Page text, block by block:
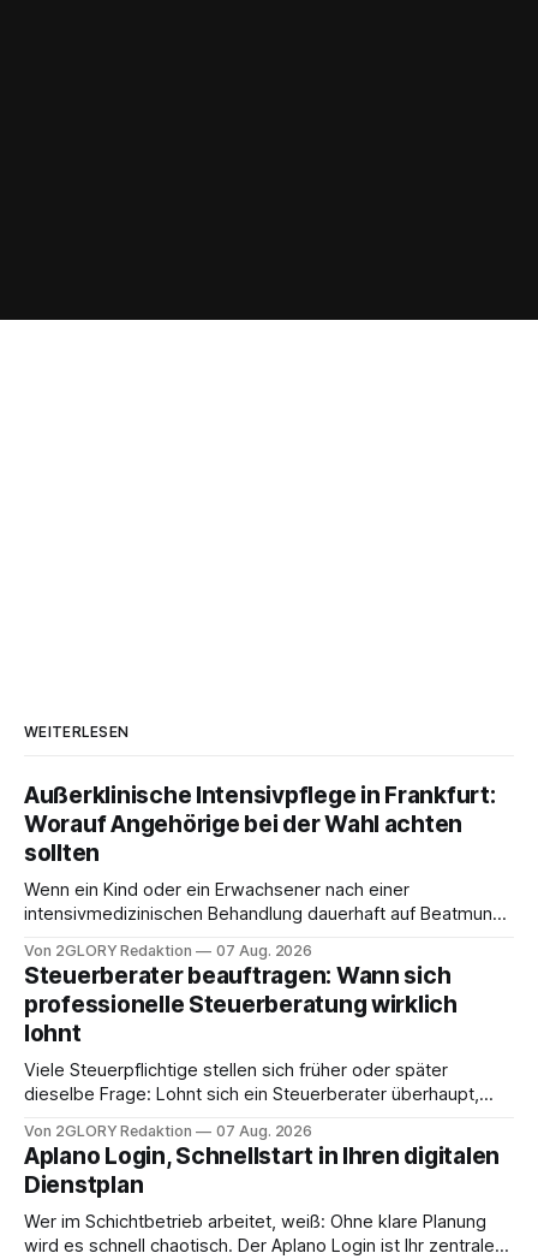
WEITERLESEN
Außerklinische Intensivpflege in Frankfurt:
Worauf Angehörige bei der Wahl achten
sollten
Wenn ein Kind oder ein Erwachsener nach einer
intensivmedizinischen Behandlung dauerhaft auf Beatmung
angewiesen ist, stellt sich für Familien eine schwierige
Frage: Muss die Versorgung dauerhaft in der Klinik bleiben –
oder ist ein Leben zu Hause möglich? Die außerklinische
Intensivpflege bietet genau diese Alternative: Sie
Von 2GLORY Redaktion 07 Aug. 2026
Steuerberater beauftragen: Wann sich
professionelle Steuerberatung wirklich
lohnt
Viele Steuerpflichtige stellen sich früher oder später
dieselbe Frage: Lohnt sich ein Steuerberater überhaupt,
erledigen? Die kurze Antwort: Bei einfachen
Einkommensverhältnissen reicht häufig eine Steuersoftware
aus – sobald jedoch mehrere Einkunftsarten
zusammentreffen oder größere finanzielle Veränderungen
anstehen, zahlt sich professionelle Unterstützung meist
Von 2GLORY Redaktion 07 Aug. 2026
Aplano Login, Schnellstart in Ihren digitalen
Dienstplan
Wer im Schichtbetrieb arbeitet, weiß: Ohne klare Planung
wird es schnell chaotisch. Der Aplano Login ist Ihr zentraler